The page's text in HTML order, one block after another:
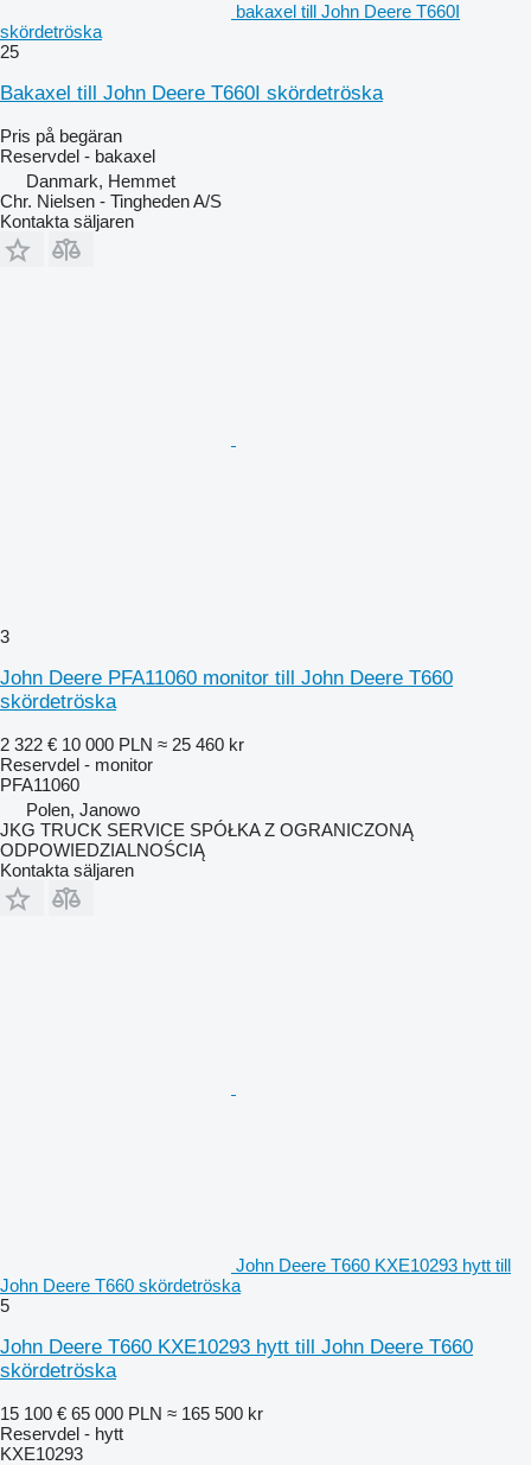
bakaxel till John Deere T660I
skördetröska
25
Bakaxel till John Deere T660I skördetröska
Pris på begäran
Reservdel - bakaxel
Danmark, Hemmet
Chr. Nielsen - Tingheden A/S
Kontakta säljaren
3
John Deere PFA11060 monitor till John Deere T660
skördetröska
2 322 € 10 000 PLN ≈ 25 460 kr
Reservdel - monitor
PFA11060
Polen, Janowo
JKG TRUCK SERVICE SPÓŁKA Z OGRANICZONĄ
ODPOWIEDZIALNOŚCIĄ
Kontakta säljaren
John Deere T660 KXE10293 hytt till
John Deere T660 skördetröska
5
John Deere T660 KXE10293 hytt till John Deere T660
skördetröska
15 100 € 65 000 PLN ≈ 165 500 kr
Reservdel - hytt
KXE10293